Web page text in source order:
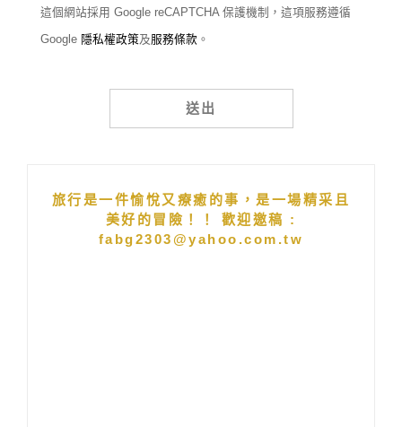
這個網站採用 Google reCAPTCHA 保護機制，這項服務遵循
Google 隱私權政策及服務條款 。
旅行是一件愉悅又療癒的事，是一場精采且
美好的冒險！！ 歡迎邀稿 :
fabg2303@yahoo.com.tw